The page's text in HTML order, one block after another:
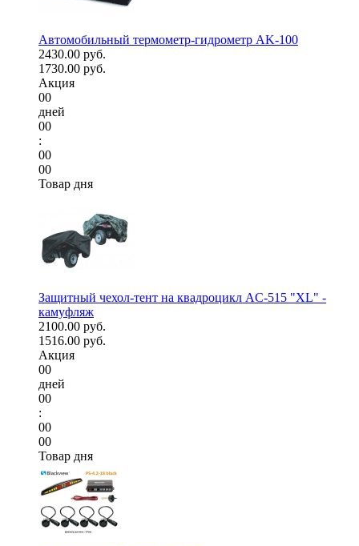
Автомобильный термометр-гидрометр AK-100
2430.00 руб.
1730.00 руб.
Акция
00
дней
00
:
00
00
Товар дня
Защитный чехол-тент на квадроцикл AC-515 "XL" -
камуфляж
2100.00 руб.
1516.00 руб.
Акция
00
дней
00
:
00
00
Товар дня